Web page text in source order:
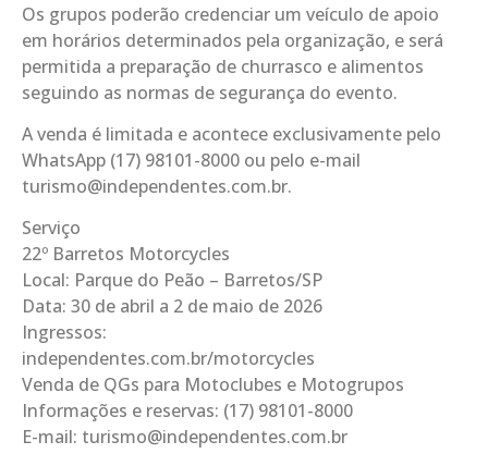
Os grupos poderão credenciar um veículo de apoio
em horários determinados pela organização, e será
permitida a preparação de churrasco e alimentos
seguindo as normas de segurança do evento.
A venda é limitada e acontece exclusivamente pelo
WhatsApp (17) 98101-8000 ou pelo e-mail
turismo@independentes.com.br.
Serviço
22º Barretos Motorcycles
Local: Parque do Peão – Barretos/SP
Data: 30 de abril a 2 de maio de 2026
Ingressos:
independentes.com.br/motorcycles
Venda de QGs para Motoclubes e Motogrupos
Informações e reservas: (17) 98101-8000
E-mail: turismo@independentes.com.br